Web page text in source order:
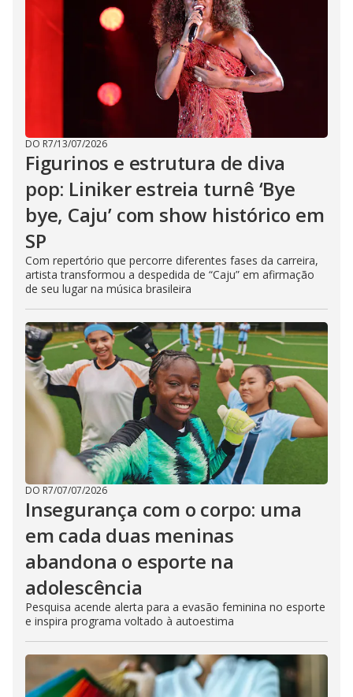
DO R7/13/07/2026
Figurinos e estrutura de diva
pop: Liniker estreia turnê ‘Bye
bye, Caju’ com show histórico em
SP
Com repertório que percorre diferentes fases da carreira,
artista transformou a despedida de “Caju” em afirmação
de seu lugar na música brasileira
DO R7/07/07/2026
Insegurança com o corpo: uma
em cada duas meninas
abandona o esporte na
adolescência
Pesquisa acende alerta para a evasão feminina no esporte
e inspira programa voltado à autoestima